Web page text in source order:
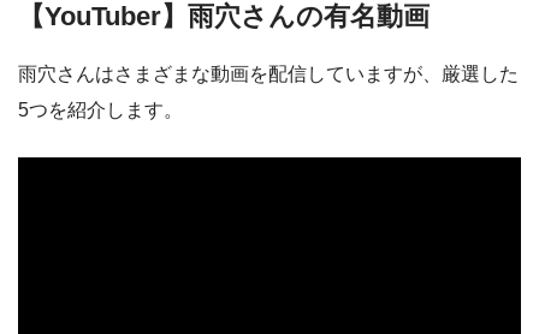
【YouTuber】雨穴さんの有名動画
雨穴さんはさまざまな動画を配信していますが、厳選した
5つを紹介します。